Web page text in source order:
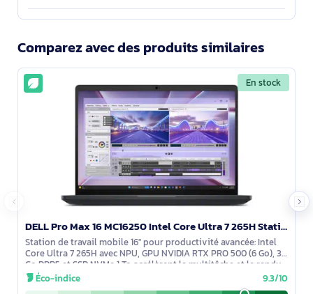
Comparez avec des produits similaires
En stock
DELL Pro Max 16 MC16250 Intel Core Ultra 7 265H Station de travail mobile 40,6 cm (16") Full HD+ 32 - 5FNNH
Station de travail mobile 16" pour productivité avancée: Intel
Core Ultra 7 265H avec NPU, GPU NVIDIA RTX PRO 500 (6 Go), 32
Go DDR5 et SSD NVMe 1 To accélèrent le multitâche et le rendu.
Écran Full
Éco-indice 9.3/10